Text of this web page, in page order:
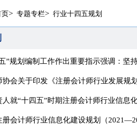
页> 专题专栏> 行业十四五规划
”规划编制工作作出重要指示强调：坚
协会关于印发《注册会计师行业发展规
就“十四五”时期注册会计师行业信息
会计师行业信息化建设规划（